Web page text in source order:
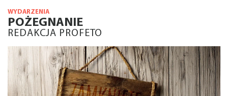
WYDARZENIA
POŻEGNANIE
REDAKCJA PROFETO